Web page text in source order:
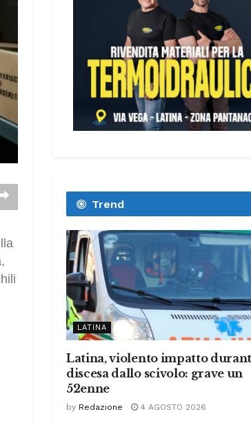
Trend
LATINA
Latina, violento impatto
discesa dallo scivolo: grave un
52enne
by Redazione 4 AGOSTO 2026